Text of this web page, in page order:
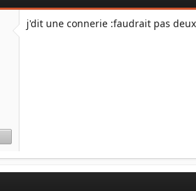
j'dit une connerie :faudrait pas